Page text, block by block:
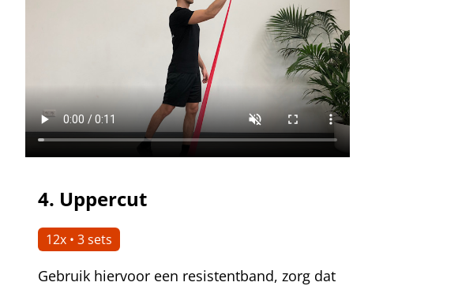
4. Uppercut
12x • 3 sets
Gebruik hiervoor een resistentband, zorg dat